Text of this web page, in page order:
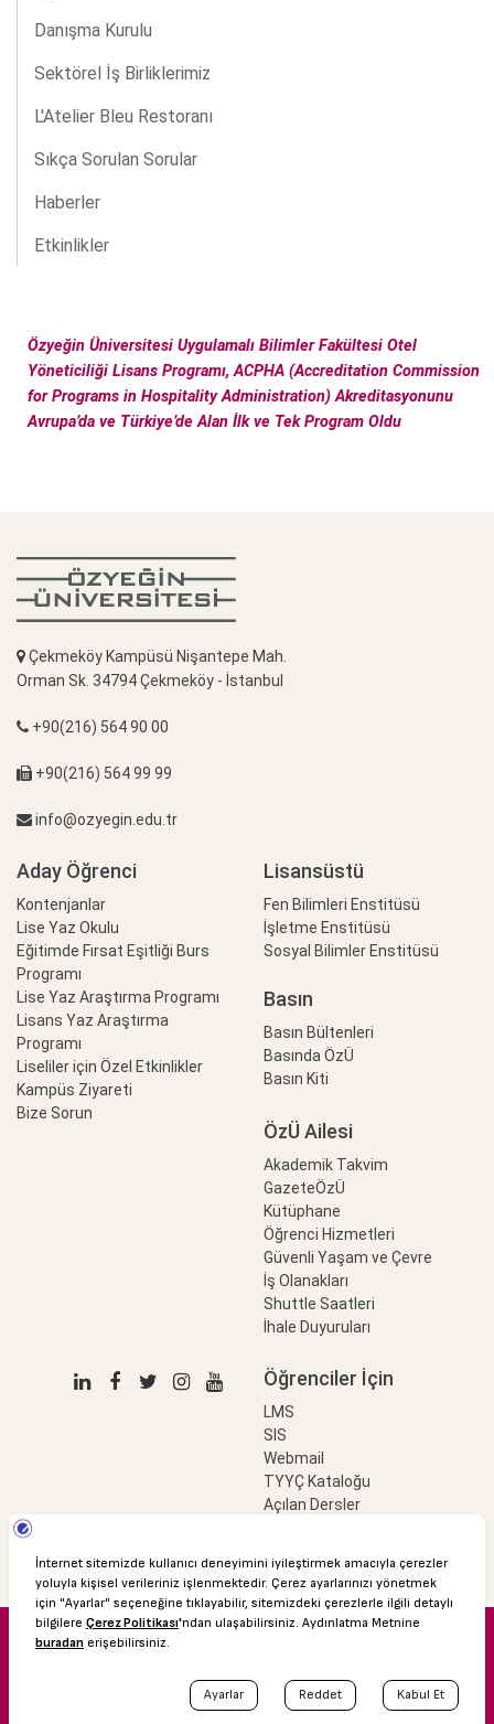
Danışma Kurulu
Sektörel İş Birliklerimiz
L'Atelier Bleu Restoranı
Sıkça Sorulan Sorular
Haberler
Etkinlikler
Özyeğin Üniversitesi Uygulamalı Bilimler Fakültesi Otel
Yöneticiliği Lisans Programı, ACPHA (Accreditation Commission
for Programs in Hospitality Administration) Akreditasyonunu
Avrupa’da ve Türkiye’de Alan İlk ve Tek Program Oldu
Çekmeköy Kampüsü Nişantepe Mah.
Orman Sk. 34794 Çekmeköy - İstanbul
+90(216) 564 90 00
+90(216) 564 99 99
info@ozyegin.edu.tr
Aday Öğrenci
Kontenjanlar
Lise Yaz Okulu
Eğitimde Fırsat Eşitliği Burs
Programı
Lise Yaz Araştırma Programı
Lisans Yaz Araştırma
Programı
Liseliler için Özel Etkinlikler
Kampüs Ziyareti
Bize Sorun
Lisansüstü
Fen Bilimleri Enstitüsü
İşletme Enstitüsü
Sosyal Bilimler Enstitüsü
Basın
Basın Bültenleri
Basında ÖzÜ
Basın Kiti
ÖzÜ Ailesi
Akademik Takvim
GazeteÖzÜ
Kütüphane
Öğrenci Hizmetleri
Güvenli Yaşam ve Çevre
İş Olanakları
Shuttle Saatleri
İhale Duyuruları
Öğrenciler İçin
LMS
SIS
Webmail
TYYÇ Kataloğu
Açılan Dersler
© 2016 Özyeğin Üniversitesi
Akademik Takvim
Kişisel Verilerin Korunması